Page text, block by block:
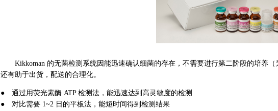
Kikkoman 的无菌检测系统因能迅速确认细菌的存在，不需要进行第二阶段的培养（
还有助于出货，配送的合理化。
● 通过用荧光素酶 ATP 检测法，能迅速达到高灵敏度的检测
● 对比需要 1~2 日的平板法，能短时间得到检测结果